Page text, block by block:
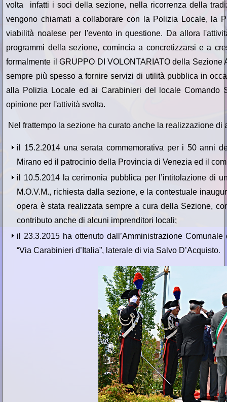
volta infatti i soci della sezione, nella ricorrenza della
vengono chiamati a collaborare con la Polizia Locale, la
viabilità noalese per l'evento in questione. Da allora
programmi della sezione, comincia a concretizzarsi e a
formalmente il GRUPPO DI VOLONTARIATO della
sempre più spesso a fornire servizi di utilità pubblica in
alla Polizia Locale ed ai Carabinieri del locale Comando
opinione per l'attività svolta.
Nel frattempo la sezione ha curato anche la realizzazione
il 15.2.2014 una serata commemorativa per i 50 anni
Mirano ed il patrocinio della Provincia di Venezia ed il
il 10.5.2014 la cerimonia pubblica per l’intitolazione di
M.O.V.M., richiesta dalla sezione, e la contestuale
opera è stata realizzata sempre a cura della Sezione,
contributo anche di alcuni imprenditori locali;
il 23.3.2015 ha ottenuto dall’Amministrazione
“Via Carabinieri d’Italia”, laterale di via Salvo D’Acquisto.